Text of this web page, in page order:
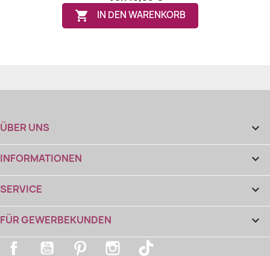
 IN DEN WARENKORB
ÜBER UNS 
INFORMATIONEN 
SERVICE 
FÜR GEWERBEKUNDEN 
Facebook YouTube Pinterest Instagram